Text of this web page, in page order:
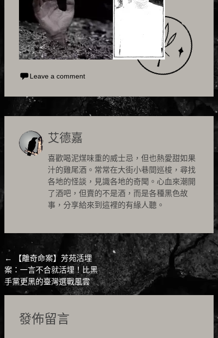
Leave a comment
艾德嘉
喜歡喝泥煤味重的威士忌，但也熱愛甜如果
汁的雞尾酒。常常在大街小巷間巡梭，尋找
各地的怪談，見識各地的奇聞。心血來潮開
了酒吧，但賣的不是酒，而是各種黑色故
事，分享給來到這裡的有緣人聽。
Post
navigation
←
【離奇命案】芳苑活埋
案：一言不合就活埋！比黑
手黨更黑的臺灣選戰風雲
發佈留言